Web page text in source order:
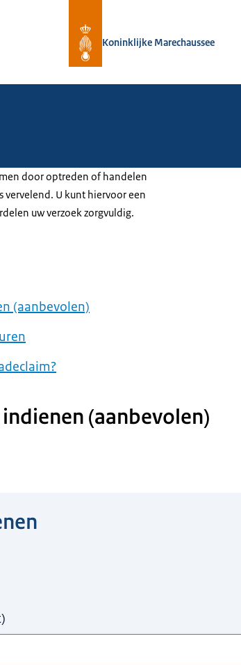
Koninklijke Marechaussee
door optreden of handelen
vervelend. U kunt hiervoor een
uw verzoek zorgvuldig.
(aanbevolen)
(aanbevolen)
)